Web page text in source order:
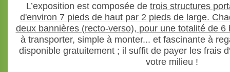
L’exposition est composée de trois structures
d'environ 7 pieds de haut par 2 pieds de large.
deux bannières (recto-verso), pour une totalité de 6
à transporter, simple à monter... et fascinante à
disponible gratuitement ; il suffit de payer les frais
votre milieu !